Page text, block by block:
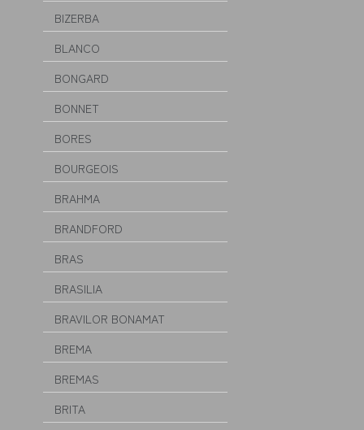
BIZERBA
BLANCO
BONGARD
BONNET
BORES
BOURGEOIS
BRAHMA
BRANDFORD
BRAS
BRASILIA
BRAVILOR BONAMAT
BREMA
BREMAS
BRITA